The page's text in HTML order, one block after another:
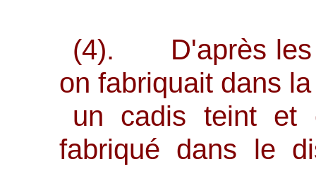
(4). D'après les
on fabriquait dans
un cadis teint et
fabriqué dans le